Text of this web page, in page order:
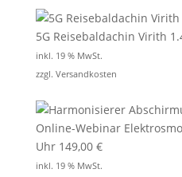
5G Reisebaldachin Virith
inkl. 19 % MwSt.
zzgl. Versandkosten
Online-Webinar
Uhr 149,00 €
inkl. 19 % MwSt.